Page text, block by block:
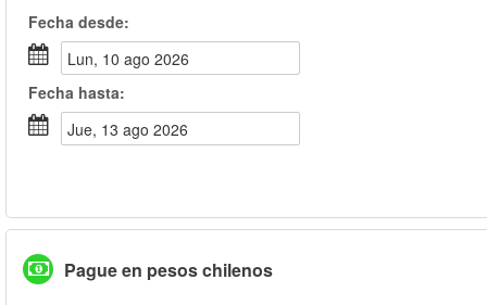
Fecha desde:
lun, 10 ago 2026
Fecha hasta:
jue, 13 ago 2026
Pague en pesos chilenos